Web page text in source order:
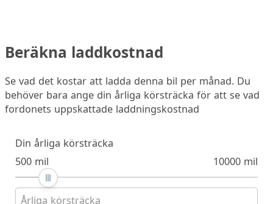
Beräkna laddkostnad
Se vad det kostar att ladda denna bil per månad. Du
behöver bara ange din årliga körsträcka för att se vad
fordonets uppskattade laddningskostnad
Din årliga körsträcka
500 mil
10000 mil
Årliga körsträcka